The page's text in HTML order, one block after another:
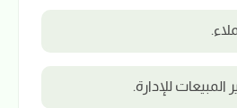
المبيعات للإدارة.